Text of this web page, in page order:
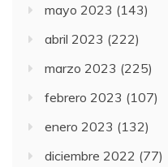
mayo 2023 (143)
abril 2023 (222)
marzo 2023 (225)
febrero 2023 (107)
enero 2023 (132)
diciembre 2022 (77)